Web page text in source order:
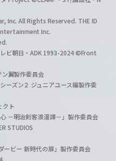
Inc. All Rights Reserved. THE ID
Inc.
ビ朝日・ADK 1993-2024 ©Front
翼製作委員会
ーズン２ ジュニアユース編製作委
クト
－明治剣客浪漫譚－」製作委員会
STUDIOS
ビー 新時代の扉」製作委員会